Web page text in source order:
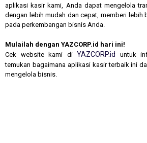
aplikasi kasir kami, Anda dapat mengelola
dengan lebih mudah dan cepat, memberi lebih
pada perkembangan bisnis Anda.
Mulailah dengan YAZCORP.id hari ini!
Cek website kami di YAZCORP.id
untuk
temukan bagaimana aplikasi kasir terbaik ini
mengelola bisnis.